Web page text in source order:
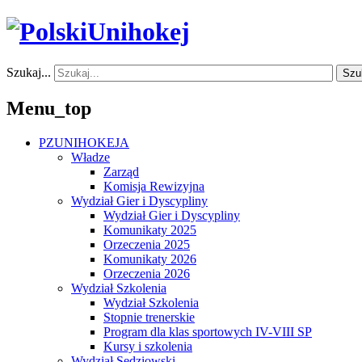
Szukaj...
Menu_top
PZUNIHOKEJA
Władze
Zarząd
Komisja Rewizyjna
Wydział Gier i Dyscypliny
Wydział Gier i Dyscypliny
Komunikaty 2025
Orzeczenia 2025
Komunikaty 2026
Orzeczenia 2026
Wydział Szkolenia
Wydział Szkolenia
Stopnie trenerskie
Program dla klas sportowych IV-VIII SP
Kursy i szkolenia